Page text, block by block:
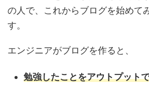
の人で、これからブログを始めて
す。
エンジニアがブログを作ると、
勉強したことをアウトプット